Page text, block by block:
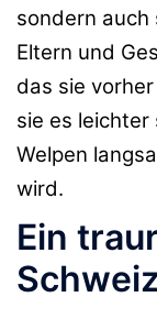
sondern auch
Eltern und
das sie
sie es leichter
Welpen
wird.
Ein